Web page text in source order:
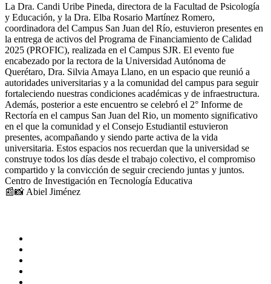
La Dra. Candi Uribe Pineda, directora de la Facultad de Psicología
y Educación, y la Dra. Elba Rosario Martínez Romero,
coordinadora del Campus San Juan del Río, estuvieron presentes en
la entrega de activos del Programa de Financiamiento de Calidad
2025 (PROFIC), realizada en el Campus SJR. El evento fue
encabezado por la rectora de la Universidad Autónoma de
Querétaro, Dra. Silvia Amaya Llano, en un espacio que reunió a
autoridades universitarias y a la comunidad del campus para seguir
fortaleciendo nuestras condiciones académicas y de infraestructura.
Además, posterior a este encuentro se celebró el 2° Informe de
Rectoría en el campus San Juan del Rio, un momento significativo
en el que la comunidad y el Consejo Estudiantil estuvieron
presentes, acompañando y siendo parte activa de la vida
universitaria. Estos espacios nos recuerdan que la universidad se
construye todos los días desde el trabajo colectivo, el compromiso
compartido y la convicción de seguir creciendo juntas y juntos.
Centro de Investigación en Tecnología Educativa
📰📸 Abiel Jiménez